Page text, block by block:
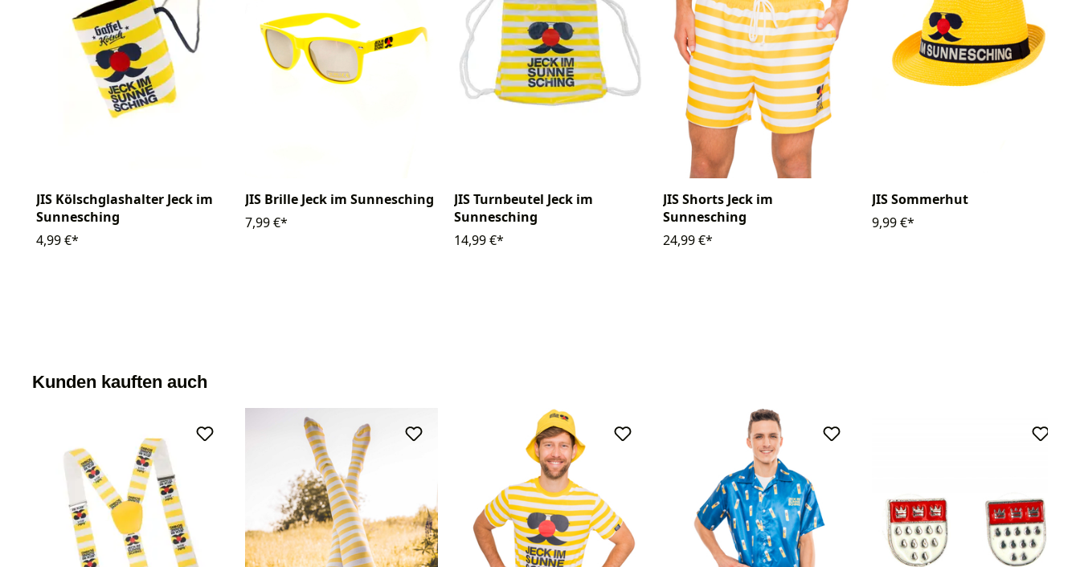
JIS Kölschglashalter Jeck im
Sunnesching
4,99 €*
JIS Brille Jeck im Sunnesching
7,99 €*
JIS Turnbeutel Jeck im
Sunnesching
14,99 €*
JIS Shorts Jeck im
Sunnesching
24,99 €*
JIS Sommerhut
9,99 €*
Kunden kauften auch